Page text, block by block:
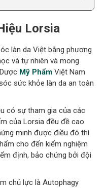
Lorsia
làn da Việt bằng phương
và tự nhiên và mong
Mỹ Phẩm Việt Nam
sức khỏe làn da an toàn
có sự tham gia của các
của Lorsia đều đề cao
minh được điều đó thì
cho đến kiểm nghiệm
định, bảo chứng bởi đội
chủ lực là Autophagy